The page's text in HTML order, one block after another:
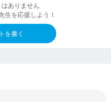
ありません
生を応援しよう！
を書く